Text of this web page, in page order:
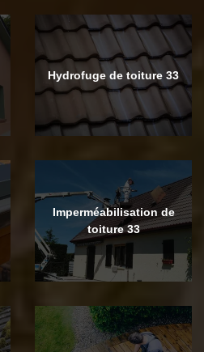
Hydrofuge de toiture 33
Imperméabilisation de
toiture 33